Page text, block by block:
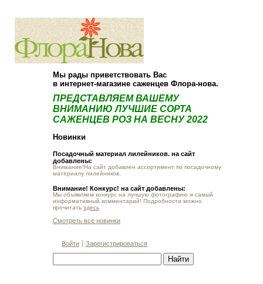
Мы рады приветствовать Вас
в интернет-магазине саженцев Флора-нова.
ПРЕДСТАВЛЯЕМ ВАШЕМУ
ВНИМАНИЮ ЛУЧШИЕ СОРТА
САЖЕНЦЕВ РОЗ НА ВЕСНУ 2022
Новинки
Посадочный материал лилейников. на сайт
добавлены:
Внимание!На сайт добавлен ассортимент по посадочному
материалу лилейников.
Внимание! Конкурс! на сайт добавлены:
Мы объявляем конкурс на лучшую фотографию и самый
информативный комментарий! Подробности можно
прочитать здесь
Смотреть все новинки
Войти Зарегистрироваться